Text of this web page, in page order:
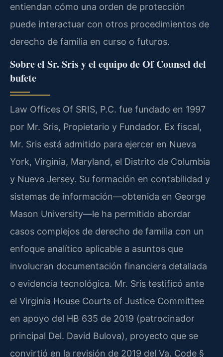
entiendan cómo una orden de protección
puede interactuar con otros procedimientos de
derecho de familia en curso o futuros.
Sobre el Sr. Sris y el equipo de Of Counsel del
bufete
Law Offices Of SRIS, P.C. fue fundado en 1997
por Mr. Sris, Propietario y Fundador. Ex fiscal,
Mr. Sris está admitido para ejercer en Nueva
York, Virginia, Maryland, el Distrito de Columbia
y Nueva Jersey. Su formación en contabilidad y
sistemas de información—obtenida en George
Mason University—le ha permitido abordar
casos complejos de derecho de familia con un
enfoque analítico aplicable a asuntos que
involucran documentación financiera detallada
o evidencia tecnológica. Mr. Sris testificó ante
el Virginia House Courts of Justice Committee
en apoyo del HB 635 de 2019 (patrocinador
principal Del. David Bulova), proyecto que se
convirtió en la revisión de 2019 del Va. Code §